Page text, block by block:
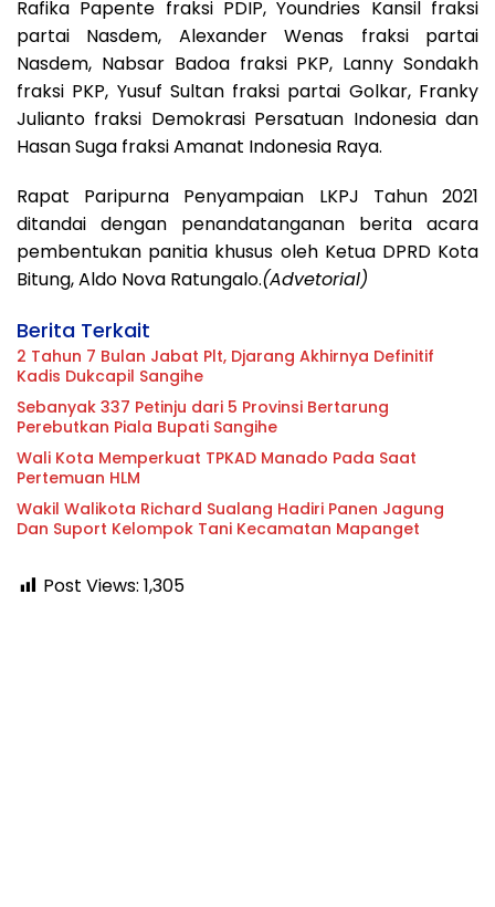
Rafika Papente fraksi PDIP, Youndries Kansil fraksi
partai Nasdem, Alexander Wenas fraksi partai
Nasdem, Nabsar Badoa fraksi PKP, Lanny Sondakh
fraksi PKP, Yusuf Sultan fraksi partai Golkar, Franky
Julianto fraksi Demokrasi Persatuan Indonesia dan
Hasan Suga fraksi Amanat Indonesia Raya.
Rapat Paripurna Penyampaian LKPJ Tahun 2021
ditandai dengan penandatanganan berita acara
pembentukan panitia khusus oleh Ketua DPRD Kota
Bitung, Aldo Nova Ratungalo.(Advetorial)
Berita Terkait
2 Tahun 7 Bulan Jabat Plt, Djarang Akhirnya Definitif
Kadis Dukcapil Sangihe
Sebanyak 337 Petinju dari 5 Provinsi Bertarung
Perebutkan Piala Bupati Sangihe
Wali Kota Memperkuat TPKAD Manado Pada Saat
Pertemuan HLM
Wakil Walikota Richard Sualang Hadiri Panen Jagung
Dan Suport Kelompok Tani Kecamatan Mapanget
Post Views: 1,305